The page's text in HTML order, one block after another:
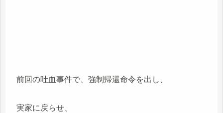
前回の吐血事件で、強制帰還命令を出し、
実家に戻らせ、